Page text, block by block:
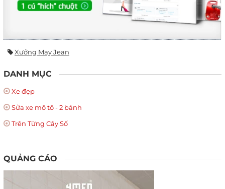
Xưởng May Jean
DANH MỤC
Xe đẹp
Sửa xe mô tô - 2 bánh
Trên Từng Cây Số
QUẢNG CÁO